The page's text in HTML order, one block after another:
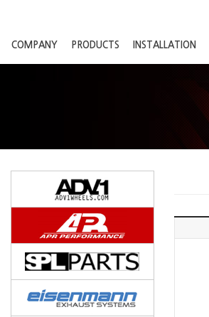
COMPANY PRODUCTS INSTALLATION